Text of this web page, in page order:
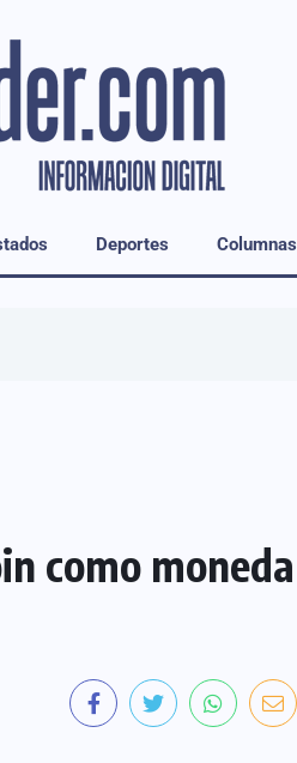
Deportes Columnas
como moneda